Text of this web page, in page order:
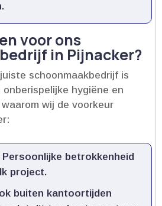
voor ons
in Pijnacker?
schoonmaakbedrijf is
hygiëne en
wij de voorkeur
Persoonlijke betrokkenheid
project.​
buiten kantoortijden